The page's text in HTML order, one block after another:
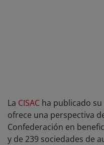
La CISAC ha publicado
ofrece una perspectiva
Confederación en
y de 239 sociedades de